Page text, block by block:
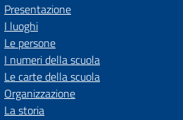
Presentazione
I luoghi
Le persone
I numeri della scuola
Le carte della scuola
Organizzazione
La storia